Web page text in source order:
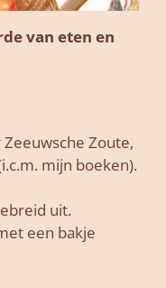
van eten en
Zoute,
mijn boeken).
uit.
een bakje